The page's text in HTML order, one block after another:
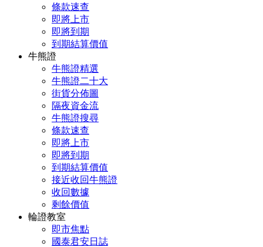
條款速查
即將上市
即將到期
到期結算價值
牛熊證
牛熊證精選
牛熊證二十大
街貨分佈圖
隔夜資金流
牛熊證搜尋
條款速查
即將上市
即將到期
到期結算價值
接近收回牛熊證
收回數據
剩餘價值
輪證教室
即市焦點
國泰君安日誌